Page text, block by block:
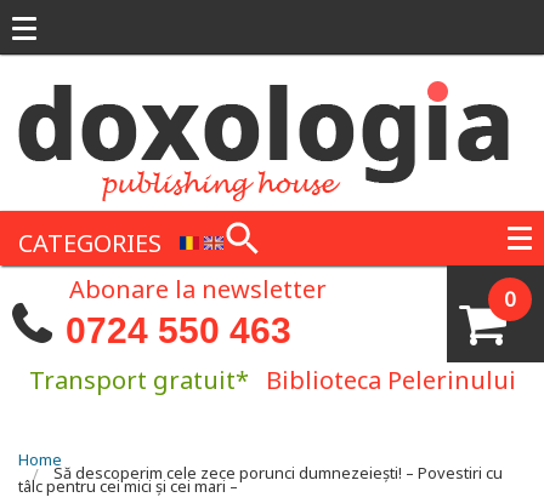
CATEGORIES
0
Abonare la newsletter
0724 550 463
Transport gratuit* Biblioteca Pelerinului
You are here
Home
Să descoperim cele zece porunci dumnezeiești! – Povestiri cu
tâlc pentru cei mici și cei mari –